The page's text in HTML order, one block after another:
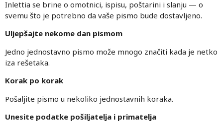
Inlettia se brine o omotnici, ispisu, poštarini i slanju — o
svemu što je potrebno da vaše pismo bude dostavljeno.
Uljepšajte nekome dan pismom
Jedno jednostavno pismo može mnogo značiti kada je netko
iza rešetaka.
Korak po korak
Pošaljite pismo u nekoliko jednostavnih koraka.
Unesite podatke pošiljatelja i primatelja